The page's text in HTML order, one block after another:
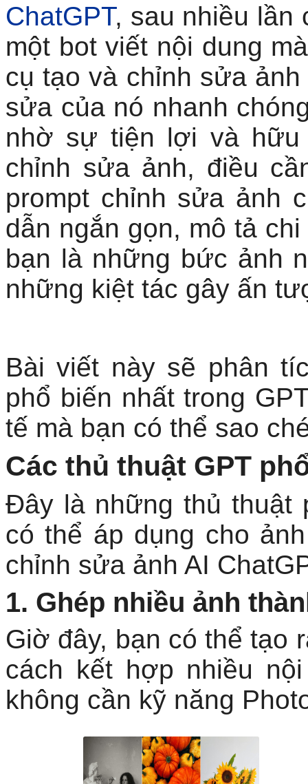
ChatGPT, sau nhiều lần
một bot viết nội dung
cụ tạo và chỉnh sửa
sửa của nó nhanh
nhờ sự tiện lợi và
chỉnh sửa ảnh, điều
prompt chỉnh sửa ảnh
dẫn ngắn gọn, mô tả
bạn là những bức ảnh
những kiệt tác gây ấn
Bài viết này sẽ phân
phổ biến nhất trong
tế mà bạn có thể sao
Các thủ thuật GPT
Đây là những thủ thuật
có thể áp dụng cho
chỉnh sửa ảnh AI
1. Ghép nhiều ảnh
Giờ đây, bạn có thể tạo
cách kết hợp nhiều
không cần kỹ năng